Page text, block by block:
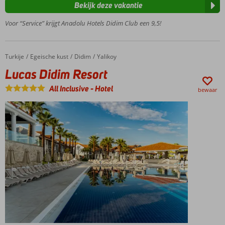
3 à-la-
carterestaurants
Voor “Service” krijgt Anadolu Hotels Didim Club een 9,5!
Bekijk deze vakantie
Home
Turkije Egeische kust Didim Yalikoy
Lucas Didim Resort
Lucas Didim Resort
All Inclusive-Hotel bewaar